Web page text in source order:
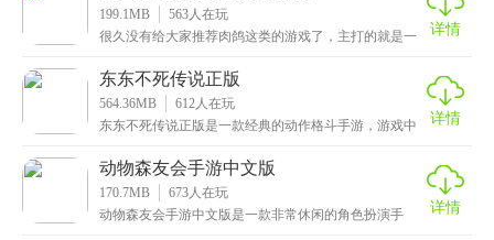
199.1MB 563 人在玩
很久没有给大家推荐肉鸽这类的游戏了，主打的就是一
详情
东东不死传说正版
564.36MB 612 人在玩
东东不死传说正版是一款经典的动作格斗手游，游戏中
趣，而
详情
动物森友会手游中文版
170.7MB 673 人在玩
动物森友会手游中文版是一款非常休闲的角色扮演手
详情